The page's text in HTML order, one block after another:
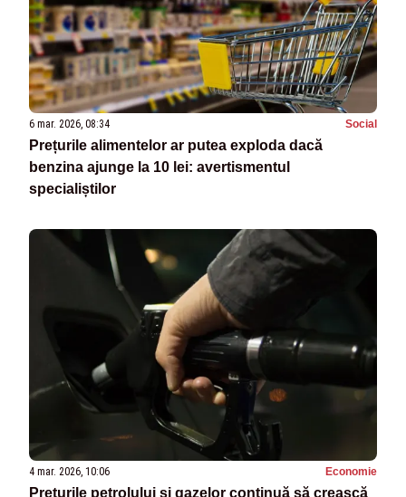
6 mar. 2026, 08:34 Social
Prețurile alimentelor ar putea exploda dacă
benzina ajunge la 10 lei: avertismentul
specialiștilor
4 mar. 2026, 10:06 Economie
Preţurile petrolului şi gazelor continuă să crească